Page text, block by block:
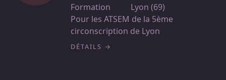
Formation
Lyon (69)
Pour les ATSEM de la 5ème
circonscription de Lyon
DÉTAILS